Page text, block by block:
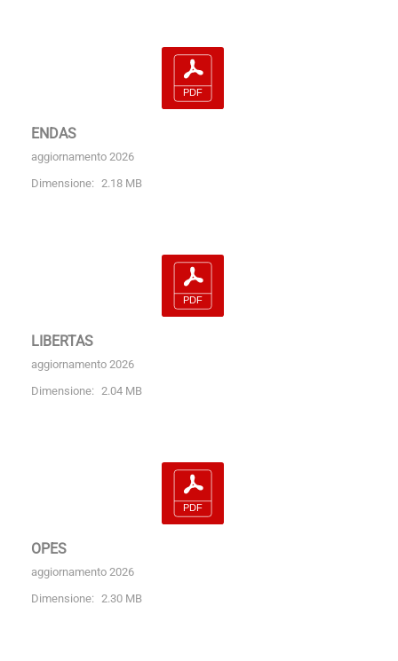
ENDAS
aggiornamento 2026
Dimensione: 2.18 MB
LIBERTAS
aggiornamento 2026
Dimensione: 2.04 MB
OPES
aggiornamento 2026
Dimensione: 2.30 MB